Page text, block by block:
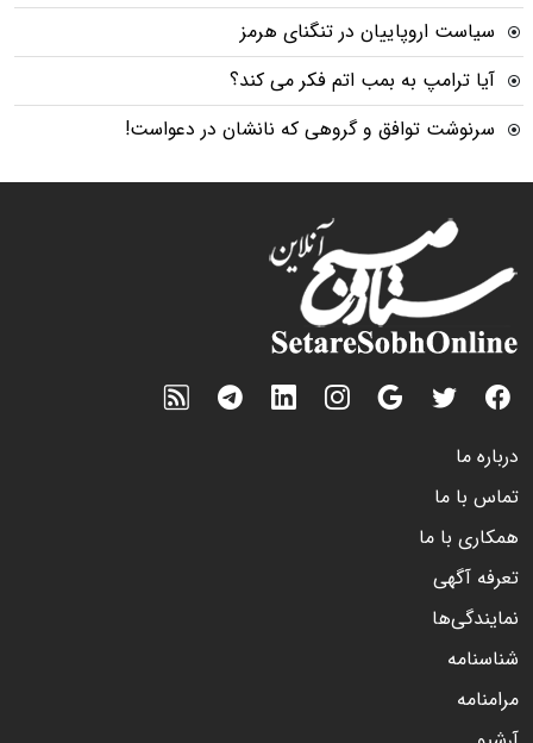
سیاست اروپاییان در تنگنای هرمز
آیا ترامپ به بمب اتم فکر می کند؟
سرنوشت توافق و گروهی که نانشان در دعواست!
درباره ما
تماس با ما
همکاری با ما
تعرفه آگهی
نمایندگی‌ها
شناسنامه
مرامنامه